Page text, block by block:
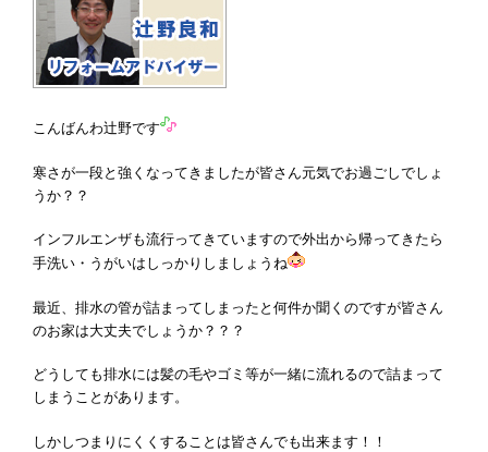
こんばんわ辻野です
寒さが一段と強くなってきましたが皆さん元気でお過ごしでしょ
うか？？
インフルエンザも流行ってきていますので外出から帰ってきたら
手洗い・うがいはしっかりしましょうね
最近、排水の管が詰まってしまったと何件か聞くのですが皆さん
のお家は大丈夫でしょうか？？？
どうしても排水には髪の毛やゴミ等が一緒に流れるので詰まって
しまうことがあります。
しかしつまりにくくすることは皆さんでも出来ます！！